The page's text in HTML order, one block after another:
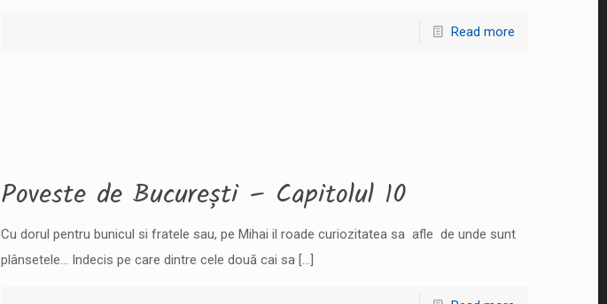
Read more
Poveste de București – Capitolul 10
Cu dorul pentru bunicul si fratele sau, pe Mihai il roade curiozitatea sa afle de unde sunt
plânsetele… Indecis pe care dintre cele două cai sa […]